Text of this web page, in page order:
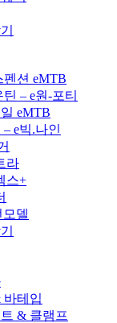
펜션 eMTB
– e원-포티
eMTB
e빅.나인
라
스+
델
바테입
& 클램프